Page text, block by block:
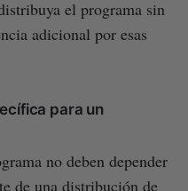
el programa sin
adicional por esas
para un
no deben depender
de una distribución de